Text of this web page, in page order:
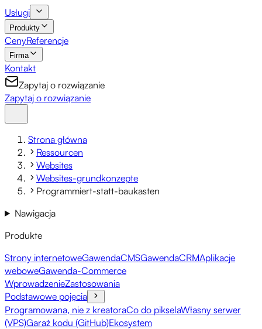
Usługi
Produkty
CenyReferencje
Firma
Kontakt
Zapytaj o rozwiązanie
Zapytaj o rozwiązanie
Strona główna
Ressourcen
Websites
Websites-grundkonzepte
Programmiert-statt-baukasten
Nawigacja
Produkte
Strony internetoweGawendaCMSGawendaCRMAplikacje
weboweGawenda-Commerce
WprowadzenieZastosowania
Podstawowe pojęcia
Programowana, nie z kreatoraCo do pikselaWłasny serwer
(VPS)Garaż kodu (GitHub)Ekosystem